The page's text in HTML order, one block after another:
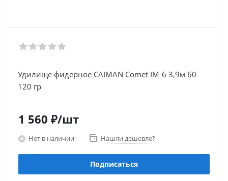
Удилище фидерное CAIMAN Comet IM-6 3,9м 60-
120 гр
1 560 ₽/шт
Нет в наличии Нашли дешевле?
Подписаться